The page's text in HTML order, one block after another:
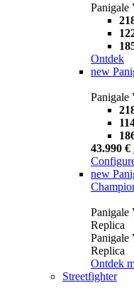
Panigale
Ontdek
new
Panigale
43.990 €
new
Panigale
Replica
Panigale
Replica
Ontdek
Streetfighter